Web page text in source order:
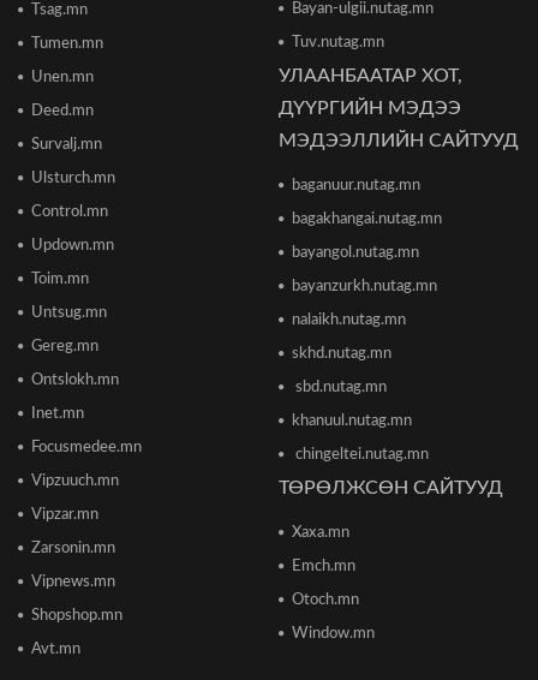
"The MongolZ" баг IEM Cologne Major-2026
тэмцээнийг гуравдугаар шатнаас өндөрлүүллээ
ТЦА: Согтуугаар автомашин жолоодож долоон
тээврийн хэрэгсэл мөргөсөн этгээдийг
2026/06/16 12:47
өсөлтийн төсөөллөө бууруулжээ
Европын Төв банк 2023 оноос хойш анх удаа
бодлогын хүүгээ өсгөжээ
2026/06/12 15:05
цацаж байгаа тул 10-14 хоног ойд чөлөөт цагаа
Улаанбаатар хотын инженер хангамжийн
Tsag.mn
Tumen.mn
Unen.mn
Deed.mn
Survalj.mn
Ulsturch.mn
Control.mn
Updown.mn
Toim.mn
Untsug.mn
Gereg.mn
Ontslokh.mn
Inet.mn
Focusmedee.mn
Vipzuuch.mn
Vipzar.mn
Zarsonin.mn
Vipnews.mn
Shopshop.mn
Avt.mn
Bayan-ulgii.nutag.mn
Tuv.nutag.mn
УЛААНБААТАР ХОТ,
ДҮҮРГИЙН МЭДЭЭ
МЭДЭЭЛЛИЙН САЙТУУД
baganuur.nutag.mn
bagakhangai.nutag.mn
bayangol.nutag.mn
bayanzurkh.nutag.mn
nalaikh.nutag.mn
skhd.nutag.mn
sbd.nutag.mn
khanuul.nutag.mn
chingeltei.nutag.mn
ТӨРӨЛЖСӨН САЙТУУД
Xaxa.mn
Emch.mn
Otoch.mn
Window.mn